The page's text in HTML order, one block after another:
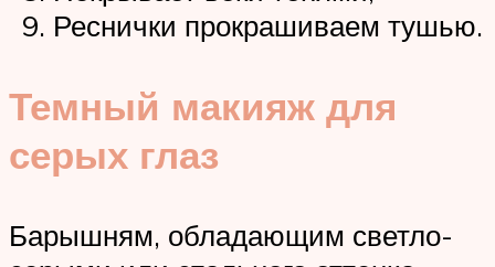
Реснички прокрашиваем тушью.
Темный макияж для
серых глаз
Барышням, обладающим светло-